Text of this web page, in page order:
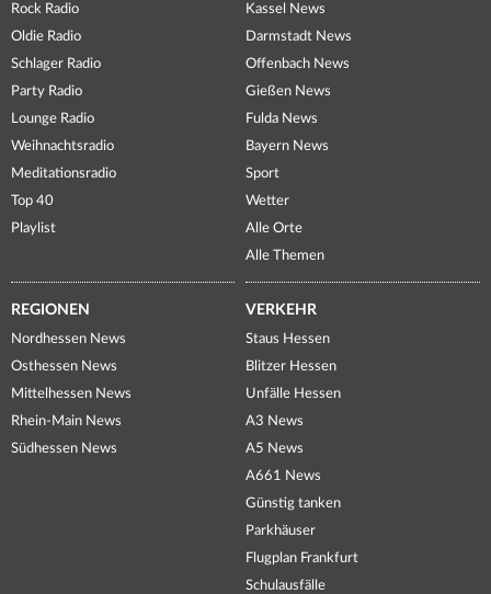
Rock Radio
Oldie Radio
Schlager Radio
Party Radio
Lounge Radio
Weihnachtsradio
Meditationsradio
Top 40
Playlist
Kassel News
Darmstadt News
Offenbach News
Gießen News
Fulda News
Bayern News
Sport
Wetter
Alle Orte
Alle Themen
REGIONEN
Nordhessen News
Osthessen News
Mittelhessen News
Rhein-Main News
Südhessen News
VERKEHR
Staus Hessen
Blitzer Hessen
Unfälle Hessen
A3 News
A5 News
A661 News
Günstig tanken
Parkhäuser
Flugplan Frankfurt
Schulausfälle